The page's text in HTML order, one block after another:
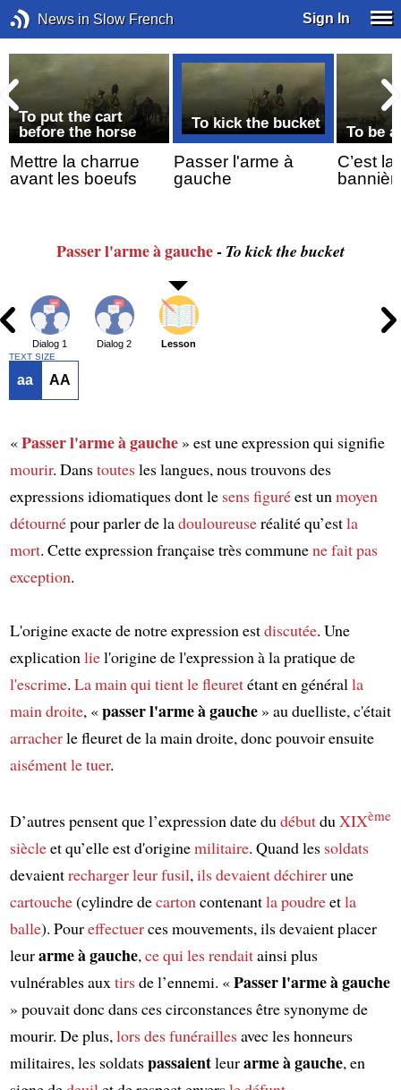
News in Slow French Sign In
To put the cart
before the horse
Mettre la charrue
avant les boeufs
To kick the bucket
Passer l'arme à
gauche
To be
C’est
Passerl'armeà gauche- To kick the bucket
Dialog 1 Dialog 2 Lesson
TEXT SIZE
aa AA
«Passerl'armeà gauche» est une expression qui signifie
mourir. Danstoutesles langues, nous trouvons des
expressions idiomatiques dont le sens figuréest un moyen
détournépour parler de ladouloureuseréalité qu’estla
mort. Cette expression française très communene fait pas
exception.
L'origine exacte de notre expression estdiscutée. Une
explication liel'origine de l'expression à la pratique de
l'escrime. La main qui tientle fleuretétant en général la
main droite, «passer l'arme à gauche» au duelliste, c'était
arracherle fleuret de la main droite, donc pouvoir ensuite
aisémentle tuer.
D’autres pensent que l’expression date du débutdu XIXème
siècleet qu’elle est d'originemilitaire. Quand les soldats
devaientrechargerleur fusil, ils devaientdéchirerune
cartouche(cylindre decarton contenantla poudreetla
balle). Poureffectuerces mouvements, ils devaient placer
leurarme à gauche, ce qui les rendaitainsi plus
vulnérables aux tirsde l’ennemi. «Passer l'arme à gauche
» pouvait donc dans ces circonstances être synonyme de
mourir. De plus, lors desfunéraillesavec les honneurs
militaires, les soldatspassaientleurarme à gauche, en